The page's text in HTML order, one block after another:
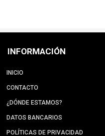
INFORMACIÓN
INICIO
CONTACTO
¿DÓNDE ESTAMOS?
DATOS BANCARIOS
POLÍTICAS DE PRIVACIDAD